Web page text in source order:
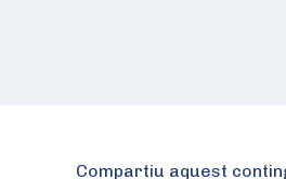
Compartiu aquest